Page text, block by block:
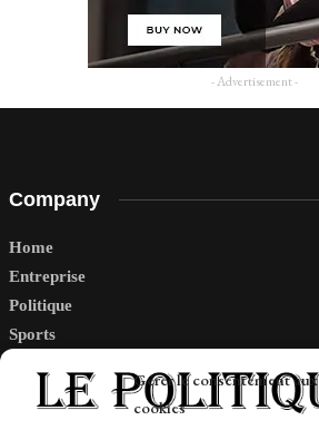
Gérer le consentement aux
cookies
- Advertisement -
Company
Home
Entreprise
Politique
Sports